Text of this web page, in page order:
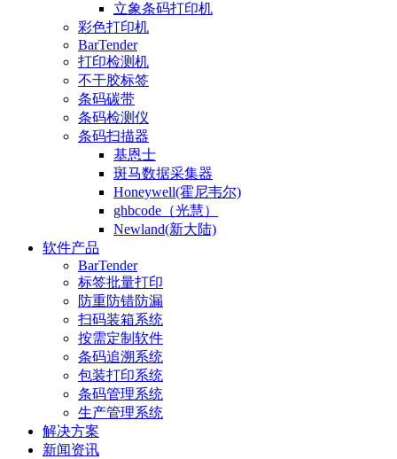
立象条码打印机
彩色打印机
BarTender
打印检测机
不干胶标签
条码碳带
条码检测仪
条码扫描器
基恩士
斑马数据采集器
Honeywell(霍尼韦尔)
ghbcode（光慧）
Newland(新大陆)
软件产品
BarTender
标签批量打印
防重防错防漏
扫码装箱系统
按需定制软件
条码追溯系统
包装打印系统
条码管理系统
生产管理系统
解决方案
新闻资讯